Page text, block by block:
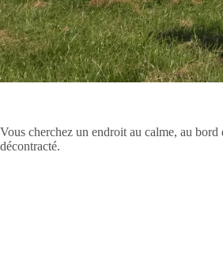
Vous cherchez un endroit au calme, au
décontracté.